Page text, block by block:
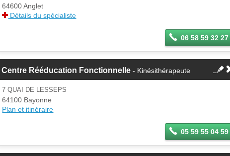
jour ces informations sur votre
64600 Anglet
Détails du spécialiste
06 58 59 32 27
Centre Rééducation Fonctionnelle - Kinésithérapeute
7 QUAI DE LESSEPS
64100 Bayonne
Plan et itinéraire
05 59 55 04 59